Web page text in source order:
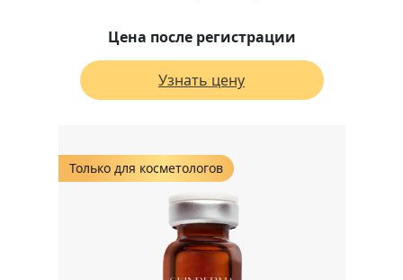
Цена после регистрации
Узнать цену
Только для косметологов